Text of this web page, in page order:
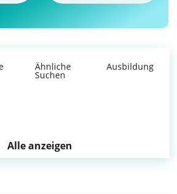
Ähnliche
Suchen
Ausbildung
Alle anzeigen